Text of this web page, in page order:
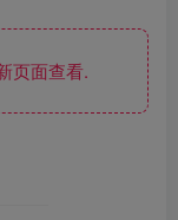
页面查看.